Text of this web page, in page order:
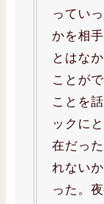
ってい
かを相
とはな
ことが
ことを
ックに
在だっ
れない
った。